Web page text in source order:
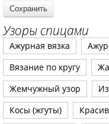
Узоры спицами
Ажурная вязка
Вязание по кругу
Жемчужный узор
Косы (жгуты)